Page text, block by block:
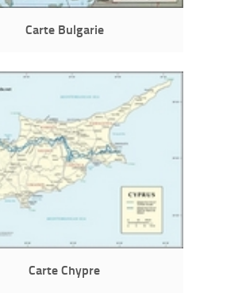
Carte Bulgarie
Carte Chypre